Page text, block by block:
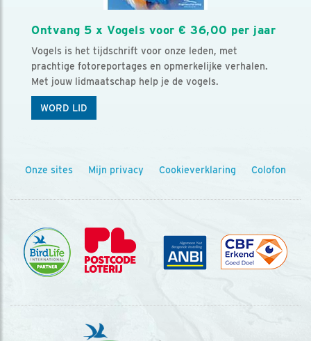
Ontvang 5 x Vogels voor € 36,00 per jaar
Vogels is het tijdschrift voor onze leden, met
prachtige fotoreportages en opmerkelijke verhalen.
Met jouw lidmaatschap help je de vogels.
WORD LID
Onze sites Mijn privacy Cookieverklaring Colofon